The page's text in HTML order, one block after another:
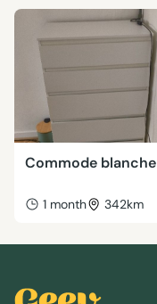
Commode blanche
1 month 342km